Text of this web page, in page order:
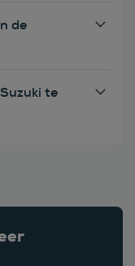
de
te